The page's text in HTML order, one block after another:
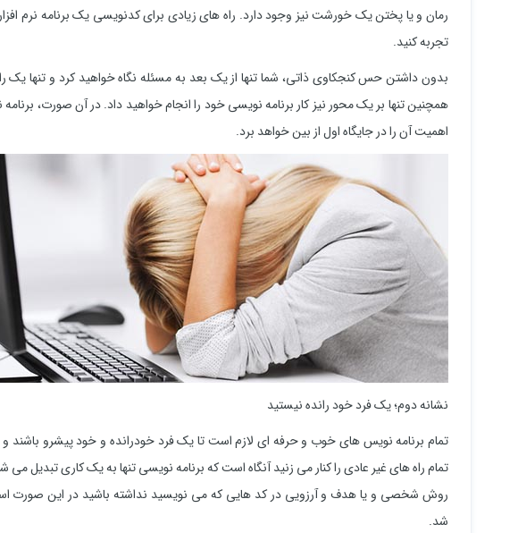
رمان و یا پختن یک خورشت نیز وجود دارد. راه های زیادی برای کدنویسی یک برنامه نرم
تجربه کنید.
بدون داشتن حس کنجکاوی ذاتی، شما تنها از یک بعد به مسئله نگاه خواهید کرد و تنها یک
همچنین تنها بر یک محور نیز کار برنامه نویسی خود را انجام خواهید داد. در آن صورت،
اهمیت آن را در جایگاه اول از بین خواهد برد.
نشانه دوم؛ یک فرد خود رانده نیستید
تمام برنامه نویس های خوب و حرفه ای لازم است تا یک فرد خودرانده و خود پیشرو باشند
تمام راه های غیر عادی را کنار می زنید آنگاه است که برنامه نویسی تنها به یک کاری تبدیل
روش شخصی و یا هدف و آرزویی در کد هایی که می نویسید نداشته باشید در این صورت
شد.